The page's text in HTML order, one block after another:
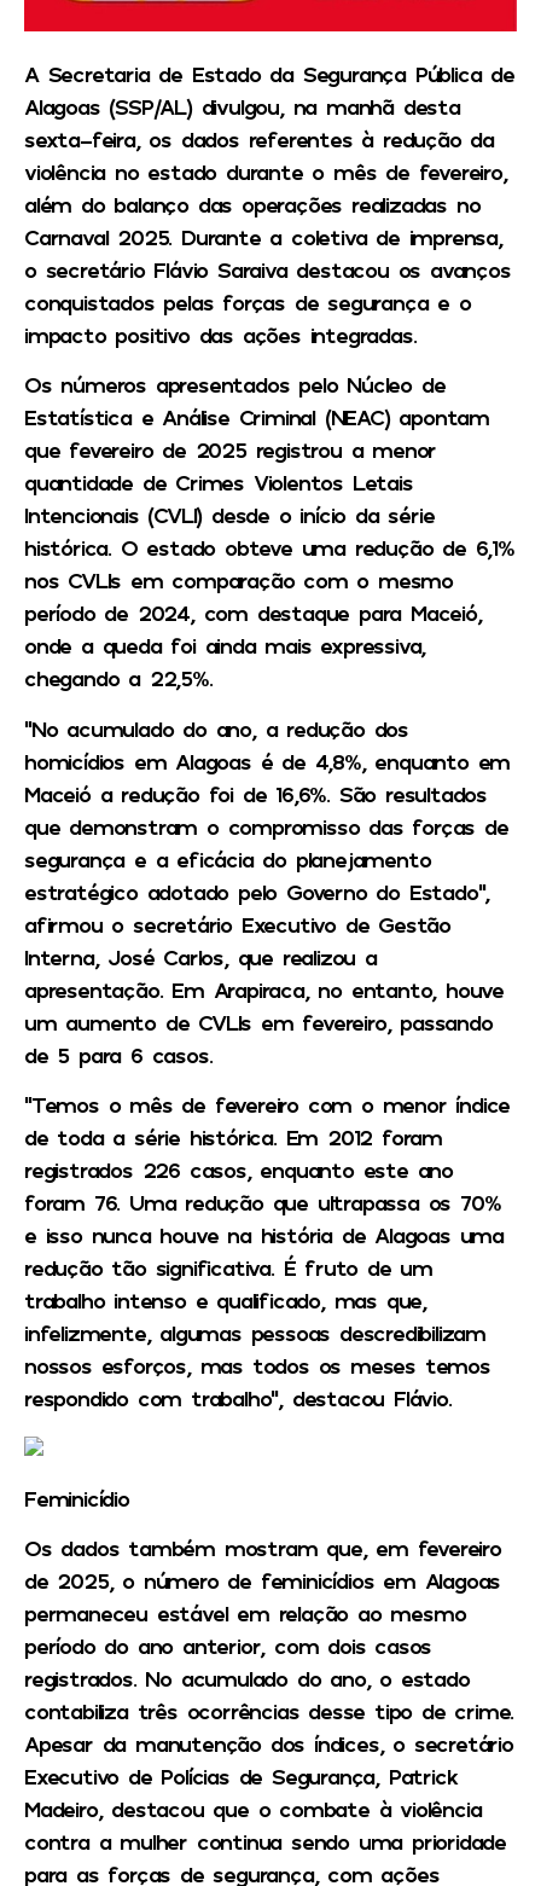
A Secretaria de Estado da Segurança Pública de
Alagoas (SSP/AL) divulgou, na manhã desta
sexta-feira, os dados referentes à redução da
violência no estado durante o mês de fevereiro,
além do balanço das operações realizadas no
Carnaval 2025. Durante a coletiva de imprensa,
o secretário Flávio Saraiva destacou os avanços
conquistados pelas forças de segurança e o
impacto positivo das ações integradas.
Os números apresentados pelo Núcleo de
Estatística e Análise Criminal (NEAC) apontam
que fevereiro de 2025 registrou a menor
quantidade de Crimes Violentos Letais
Intencionais (CVLI) desde o início da série
histórica. O estado obteve uma redução de 6,1%
nos CVLIs em comparação com o mesmo
período de 2024, com destaque para Maceió,
onde a queda foi ainda mais expressiva,
chegando a 22,5%.
“No acumulado do ano, a redução dos
homicídios em Alagoas é de 4,8%, enquanto em
Maceió a redução foi de 16,6%. São resultados
que demonstram o compromisso das forças de
segurança e a eficácia do planejamento
estratégico adotado pelo Governo do Estado”,
afirmou o secretário Executivo de Gestão
Interna, José Carlos, que realizou a
apresentação. Em Arapiraca, no entanto, houve
um aumento de CVLIs em fevereiro, passando
de 5 para 6 casos.
“Temos o mês de fevereiro com o menor índice
de toda a série histórica. Em 2012 foram
registrados 226 casos, enquanto este ano
foram 76. Uma redução que ultrapassa os 70%
e isso nunca houve na história de Alagoas uma
redução tão significativa. É fruto de um
trabalho intenso e qualificado, mas que,
infelizmente, algumas pessoas descredibilizam
nossos esforços, mas todos os meses temos
respondido com trabalho”, destacou Flávio.
Feminicídio
Os dados também mostram que, em fevereiro
de 2025, o número de feminicídios em Alagoas
permaneceu estável em relação ao mesmo
período do ano anterior, com dois casos
registrados. No acumulado do ano, o estado
contabiliza três ocorrências desse tipo de crime.
Apesar da manutenção dos índices, o secretário
Executivo de Polícias de Segurança, Patrick
Madeiro, destacou que o combate à violência
contra a mulher continua sendo uma prioridade
para as forças de segurança, com ações